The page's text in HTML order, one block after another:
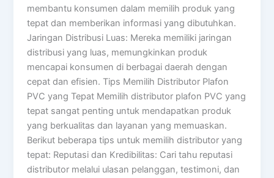
membantu konsumen dalam memilih produk yang
tepat dan memberikan informasi yang dibutuhkan.
Jaringan Distribusi Luas: Mereka memiliki jaringan
distribusi yang luas, memungkinkan produk
mencapai konsumen di berbagai daerah dengan
cepat dan efisien. Tips Memilih Distributor Plafon
PVC yang Tepat Memilih distributor plafon PVC yang
tepat sangat penting untuk mendapatkan produk
yang berkualitas dan layanan yang memuaskan.
Berikut beberapa tips untuk memilih distributor yang
tepat: Reputasi dan Kredibilitas: Cari tahu reputasi
distributor melalui ulasan pelanggan, testimoni, dan